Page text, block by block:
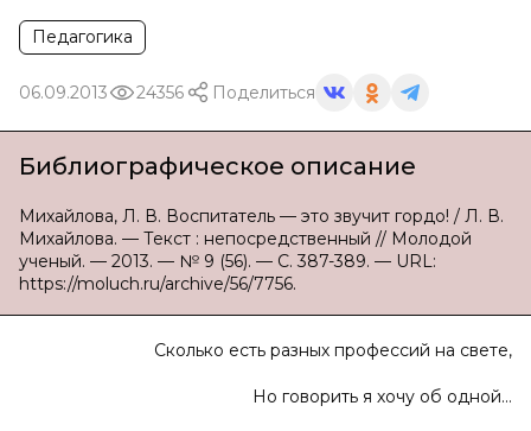
Педагогика
06.09.2013 24356 Поделиться
Библиографическое описание
Михайлова, Л. В. Воспитатель — это звучит гордо! / Л. В.
Михайлова. — Текст : непосредственный // Молодой
ученый. — 2013. — № 9 (56). — С. 387-389. — URL:
https://moluch.ru/archive/56/7756.
Сколько есть разных профессий на свете,
Но говорить я хочу об одной…